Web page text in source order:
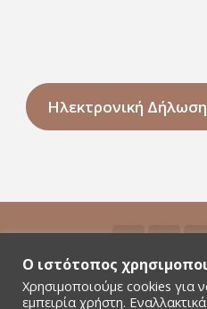
Ηλεκτρονική
©2026 Niyamas Yoga -
Ο ιστότοπος
Χρησιμοποιούμε cookies για
εμπειρία χρήστη.